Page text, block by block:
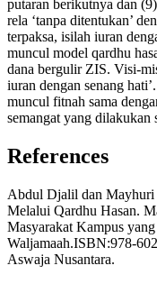
putaran berikutnya dan
rela ‘tanpa ditentukan’
terpaksa, isilah iuran
muncul model qardhu
dana bergulir ZIS. Visi-
iuran dengan senang
muncul fitnah sama
semangat yang dilakukan
References
Abdul Djalil dan Mayhuri
Melalui Qardhu Hasan.
Masyarakat Kampus
Waljamaah.ISBN:978-
Aswaja Nusantara.